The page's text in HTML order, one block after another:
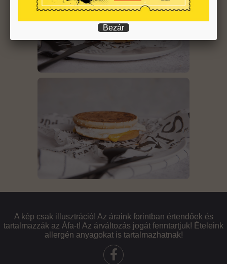
A kép csak illusztráció! Az áraink forintban értendőek és
tartalmazzák az Áfa-t! Az árváltozás jogát fenntartjuk! Ételeink
allergén anyagokat is tartalmazhatnak!
Bezár